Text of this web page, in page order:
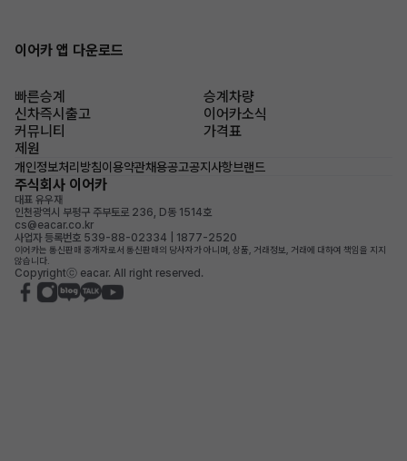
이어카 앱 다운로드
빠른승계
승계차량
신차즉시출고
이어카소식
커뮤니티
가격표
제원
개인정보처리방침이용약관채용공고공지사항브랜드
주식회사 이어카
대표 유우재
인천광역시 부평구 주부토로 236, D동 1514호
cs@eacar.co.kr
사업자 등록번호 539-88-02334 | 1877-2520
이어카는 통신판매 중개자로서 통신판매의 당사자가 아니며, 상품, 거래정보, 거래에 대하여 책임을 지지
않습니다.
Copyrightⓒ eacar. All right reserved.